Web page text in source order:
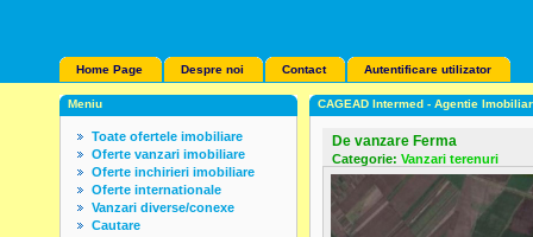
Home Page Despre noi Contact Autentificare utilizator
Meniu
Toate ofertele imobiliare
Oferte vanzari imobiliare
Oferte inchirieri imobiliare
Oferte internationale
Vanzari diverse/conexe
Cautare
CAGEAD Intermed - Agentie
De vanzare Ferma
Categorie: Vanzari terenuri